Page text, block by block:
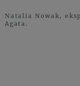
Natalia Nowak,
Agata.